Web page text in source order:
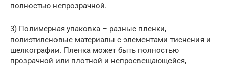
полностью непрозрачной.
3) Полимерная упаковка – разные пленки,
полиэтиленовые материалы с элементами тиснения и
шелкографии. Пленка может быть полностью
прозрачной или плотной и непросвещающейся,